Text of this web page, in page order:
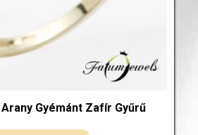
Gyémánt Zafír Gyűrű